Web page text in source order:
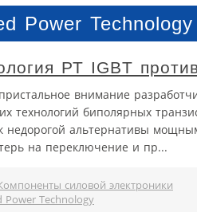
Power Technology
РТ IGBT
внимание
технологий биполярных
недорогой альтернативы
на переключение и пр...
силовой электроники
Power Technology